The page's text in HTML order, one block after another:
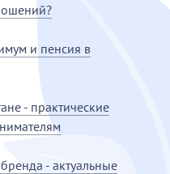
и пенсия в
- практические
- актуальные